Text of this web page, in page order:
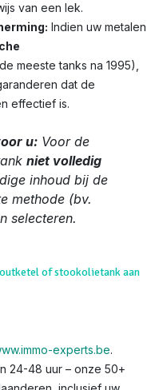
van een lek.
Indien uw metalen
meeste tanks na 1995),
dat de
effectief is.
u: Voor de
niet volledig
inhoud bij de
methode (bv.
selecteren.
of stookolietank aan
experts.be.
24-48 uur – onze 50+